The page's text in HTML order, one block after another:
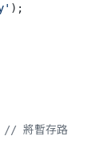
);
// 將暫存路